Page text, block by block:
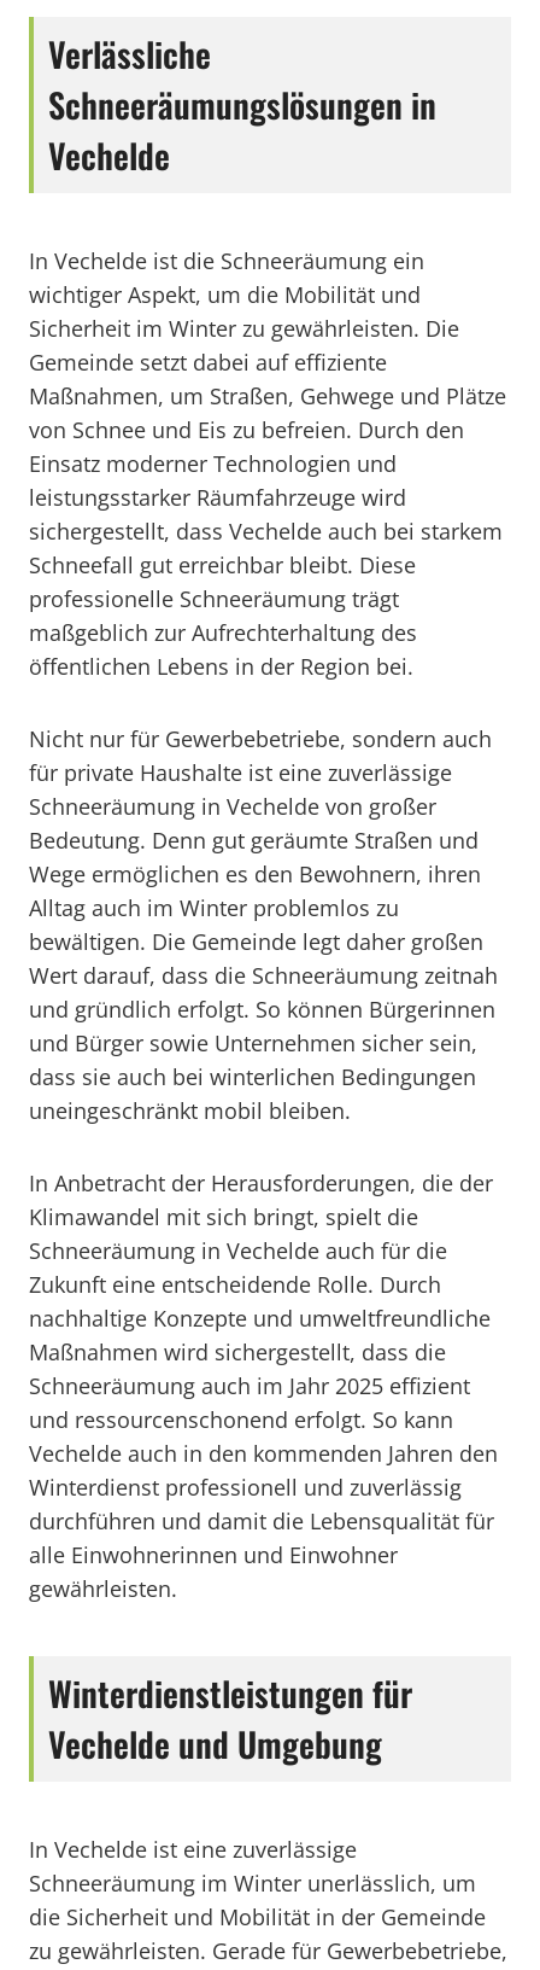
Verlässliche
Schneeräumungslösungen in
Vechelde
In Vechelde ist die Schneeräumung ein
wichtiger Aspekt, um die Mobilität und
Sicherheit im Winter zu gewährleisten. Die
Gemeinde setzt dabei auf effiziente
Maßnahmen, um Straßen, Gehwege und Plätze
von Schnee und Eis zu befreien. Durch den
Einsatz moderner Technologien und
leistungsstarker Räumfahrzeuge wird
sichergestellt, dass Vechelde auch bei starkem
Schneefall gut erreichbar bleibt. Diese
professionelle Schneeräumung trägt
maßgeblich zur Aufrechterhaltung des
öffentlichen Lebens in der Region bei.
Nicht nur für Gewerbebetriebe, sondern auch
für private Haushalte ist eine zuverlässige
Schneeräumung in Vechelde von großer
Bedeutung. Denn gut geräumte Straßen und
Wege ermöglichen es den Bewohnern, ihren
Alltag auch im Winter problemlos zu
bewältigen. Die Gemeinde legt daher großen
Wert darauf, dass die Schneeräumung zeitnah
und gründlich erfolgt. So können Bürgerinnen
und Bürger sowie Unternehmen sicher sein,
dass sie auch bei winterlichen Bedingungen
uneingeschränkt mobil bleiben.
In Anbetracht der Herausforderungen, die der
Klimawandel mit sich bringt, spielt die
Schneeräumung in Vechelde auch für die
Zukunft eine entscheidende Rolle. Durch
nachhaltige Konzepte und umweltfreundliche
Maßnahmen wird sichergestellt, dass die
Schneeräumung auch im Jahr 2025 effizient
und ressourcenschonend erfolgt. So kann
Vechelde auch in den kommenden Jahren den
Winterdienst professionell und zuverlässig
durchführen und damit die Lebensqualität für
alle Einwohnerinnen und Einwohner
gewährleisten.
Winterdienstleistungen für
Vechelde und Umgebung
In Vechelde ist eine zuverlässige
Schneeräumung im Winter unerlässlich, um
die Sicherheit und Mobilität in der Gemeinde
zu gewährleisten. Gerade für Gewerbebetriebe,